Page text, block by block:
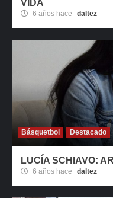
VIDA
6 años hace daltez
Básquetbol Destacado
LUCÍA SCHIAVO:
6 años hace daltez